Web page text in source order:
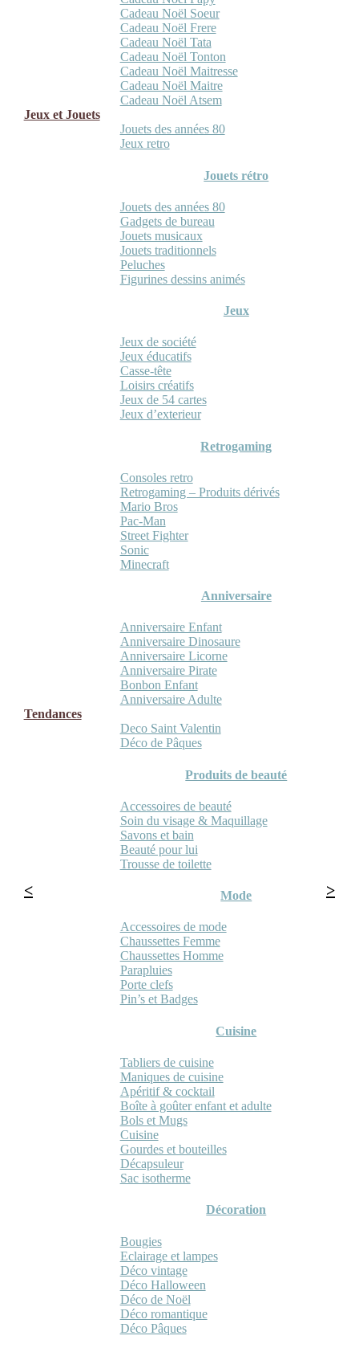
Cadeau Noël Soeur
Cadeau Noël Frere
Cadeau Noël Tata
Cadeau Noël Tonton
Cadeau Noël Maitresse
Cadeau Noël Maitre
Cadeau Noël Atsem
Jeux et Jouets
Jouets des années 80
Jeux retro
Jouets rétro
Jouets des années 80
Gadgets de bureau
Jouets musicaux
Jouets traditionnels
Peluches
Figurines dessins animés
Jeux
Jeux de société
Jeux éducatifs
Casse-tête
Loisirs créatifs
Jeux de 54 cartes
Jeux d’exterieur
Retrogaming
Consoles retro
Retrogaming – Produits dérivés
Mario Bros
Pac-Man
Street Fighter
Sonic
Minecraft
Anniversaire
Anniversaire Enfant
Anniversaire Dinosaure
Anniversaire Licorne
Anniversaire Pirate
Bonbon Enfant
Anniversaire Adulte
Tendances
Deco Saint Valentin
Déco de Pâques
Produits de beauté
Accessoires de beauté
Soin du visage & Maquillage
Savons et bain
Beauté pour lui
Trousse de toilette
Mode
Accessoires de mode
Chaussettes Femme
Chaussettes Homme
Parapluies
Porte clefs
Pin’s et Badges
Cuisine
Tabliers de cuisine
Maniques de cuisine
Apéritif & cocktail
Boîte à goûter enfant et adulte
Bols et Mugs
Cuisine
Gourdes et bouteilles
Décapsuleur
Sac isotherme
Décoration
Bougies
Eclairage et lampes
Déco vintage
Déco Halloween
Déco de Noël
Déco romantique
Déco Pâques